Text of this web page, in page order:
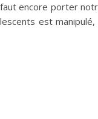
faut encore porter
est manipulé,